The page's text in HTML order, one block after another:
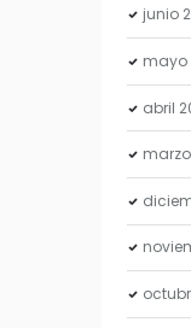
junio
mayo
abril
marzo